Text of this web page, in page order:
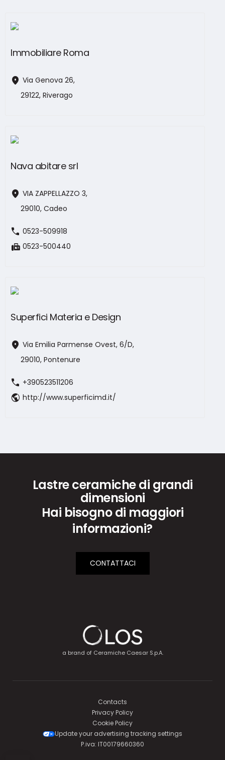
Immobiliare Roma
location_on Via Genova 26,
29122, Riverago
Nava abitare srl
location_on VIA ZAPPELLAZZO 3,
29010, Cadeo
call 0523-509918
fax 0523-500440
Superfici Materia e Design
location_on Via Emilia Parmense Ovest, 6/D,
29010, Pontenure
call +390523511206
public http://www.superficimd.it/
Lastre ceramiche di grandi
dimensioni
Hai bisogno di maggiori
informazioni?
CONTATTACI
a brand of Ceramiche Caesar S.p.A.
Contacts
Privacy Policy
Cookie Policy
Update your advertising tracking settings
P.iva: IT00179660360